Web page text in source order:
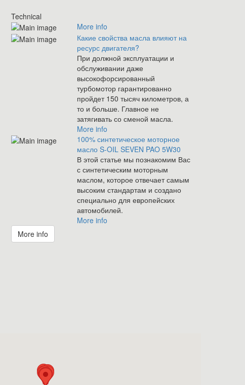
Technical
More info
Какие свойства масла влияют на
ресурс двигателя?
При должной эксплуатации и
обслуживании даже
высокофорсированный
турбомотор гарантированно
пройдет 150 тысяч километров, а
то и больше. Главное не
затягивать со сменой масла.
More info
100% синтетическое моторное
масло S-OIL SEVEN PAO 5W30
В этой статье мы познакомим Вас
с синтетическим моторным
маслом, которое отвечает самым
высоким стандартам и создано
специально для европейских
автомобилей.
More info
More info